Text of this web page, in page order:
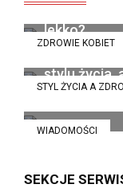
ZDROWIE KOBIET
STYL ŻYCIA A
organizm
lekko?
WIADOMOŚCI
stylu życia,
SEKCJE